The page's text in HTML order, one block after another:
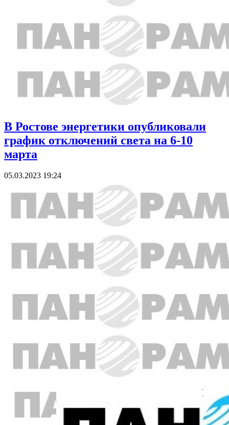
В Ростове энергетики опубликовали
график отключений света на 6-10
марта
05.03.2023 19:24